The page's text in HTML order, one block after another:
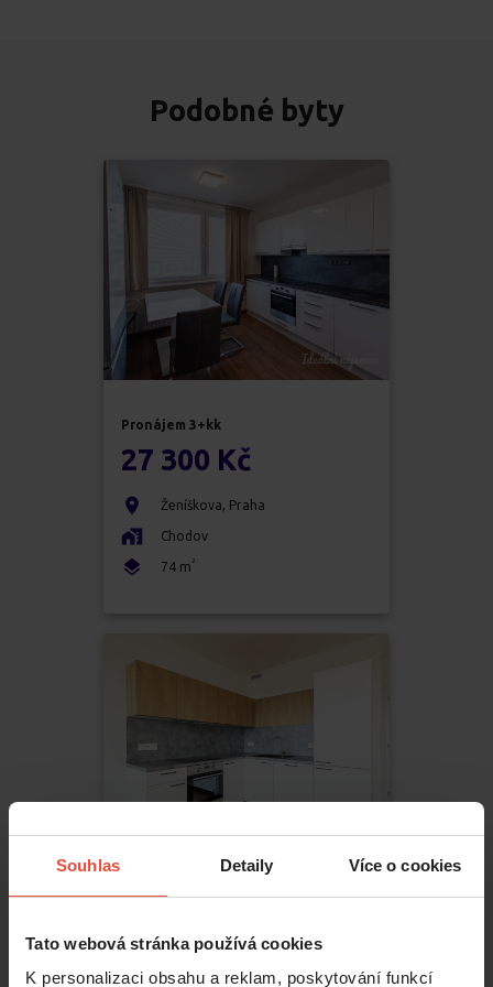
Souhlas Detaily Více o cookies
Tato webová stránka používá cookies
K personalizaci obsahu a reklam, poskytování funkcí
Podobné byty
Pronájem 3+kk
27 300 Kč
Ženíškova, Praha
Chodov
74 m 2
Pronájem3+kk
33 500 Kč
Zimova ,Praha